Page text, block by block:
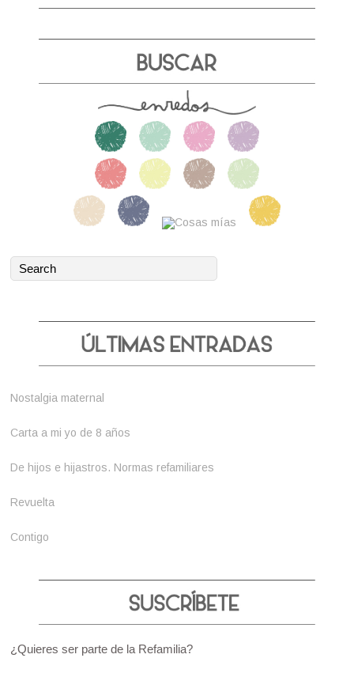
Nostalgia maternal
Carta a mi yo de 8 años
De hijos e hijastros. Normas refamiliares
Revuelta
Contigo
¿Quieres ser parte de la Refamilia?